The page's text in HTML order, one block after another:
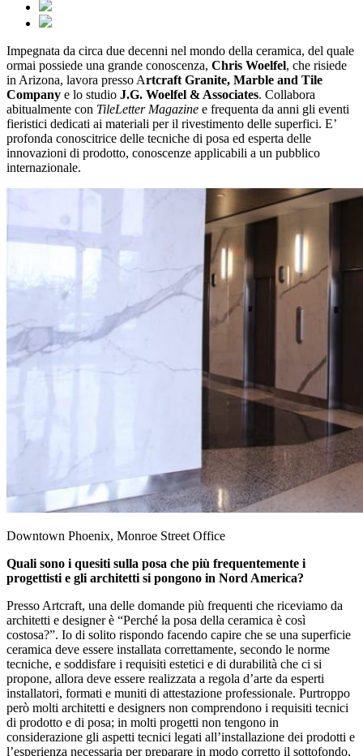
Impegnata da circa due decenni nel mondo della ceramica, del quale
ormai possiede una grande conoscenza, Chris Woelfel, che risiede
in Arizona, lavora presso Artcraft Granite, Marble and Tile
Company e lo studio J.G. Woelfel & Associates. Collabora
abitualmente con TileLetter Magazine e frequenta da anni gli eventi
fieristici dedicati ai materiali per il rivestimento delle superfici. E’
profonda conoscitrice delle tecniche di posa ed esperta delle
innovazioni di prodotto, conoscenze applicabili a un pubblico
internazionale.
Downtown Phoenix, Monroe Street Office
Quali sono i quesiti sulla posa che più frequentemente i
progettisti e gli architetti si pongono in Nord America?
Presso Artcraft, una delle domande più frequenti che riceviamo da
architetti e designer è “Perché la posa della ceramica è così
costosa?”. Io di solito rispondo facendo capire che se una superficie
ceramica deve essere installata correttamente, secondo le norme
tecniche, e soddisfare i requisiti estetici e di durabilità che ci si
propone, allora deve essere realizzata a regola d’arte da esperti
installatori, formati e muniti di attestazione professionale. Purtroppo
però molti architetti e designers non comprendono i requisiti tecnici
di prodotto e di posa; in molti progetti non tengono in
considerazione gli aspetti tecnici legati all’installazione dei prodotti e
l’esperienza necessaria per preparare in modo corretto il sottofondo,